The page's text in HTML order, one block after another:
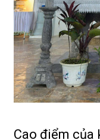
Cao điểm của